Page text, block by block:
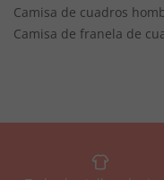
Camisa de cuadros
Camisa de franela de